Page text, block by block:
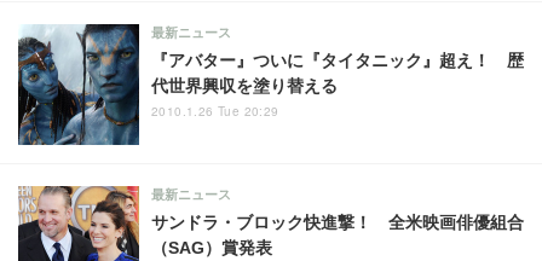
『アバター』ついに『タイタニック』超え！ 歴
代世界興収を塗り替える
最新ニュース
2010.1.26 Tue 20:29
サンドラ・ブロック快進撃！ 全米映画俳優組合
（SAG）賞発表
最新ニュース